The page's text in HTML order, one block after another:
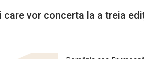
vor concerta la a treia